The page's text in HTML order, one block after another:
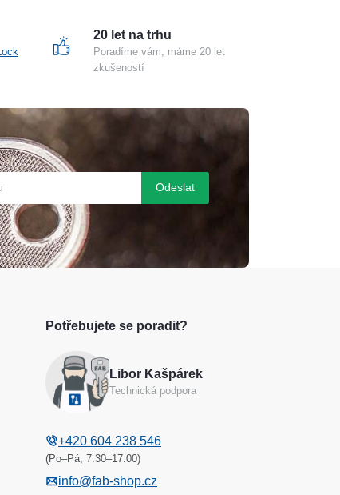
20 let na trhu
Poradíme vám, máme 20 let
zkušeností
Odeslat
Potřebujete se poradit?
Libor Kašpárek
Technická podpora
+420 604 238 546
(Po–Pá, 7:30–17:00)
info@fab-shop.cz